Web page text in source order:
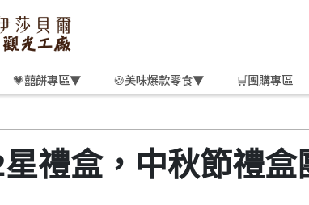
💗囍餅專區▼ 🍪美味爆款零食▼ 🛒團購專區
禮盒，中秋節禮盒